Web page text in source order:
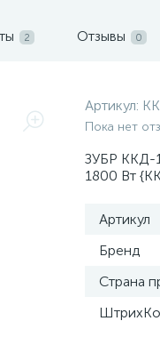
2 Отзывы 0
Артикул:
Пока нет
ЗУБР ККД-
1800 Вт
Артикул
Бренд
Страна